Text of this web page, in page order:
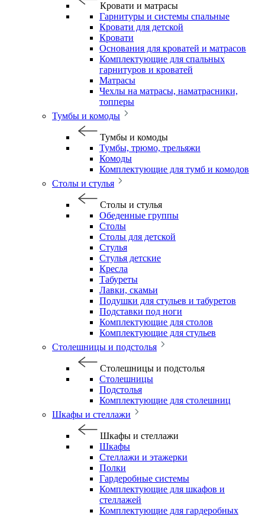
Кровати и матрасы
Гарнитуры и системы спальные
Кровати для детской
Кровати
Основания для кроватей и матрасов
Комплектующие для спальных
гарнитуров и кроватей
Матрасы
Чехлы на матрасы, наматрасники,
топперы
Тумбы и комоды
Тумбы и комоды
Тумбы, трюмо, трельяжи
Комоды
Комплектующие для тумб и комодов
Столы и стулья
Столы и стулья
Обеденные группы
Столы
Столы для детской
Стулья
Стулья детские
Кресла
Табуреты
Лавки, скамьи
Подушки для стульев и табуретов
Подставки под ноги
Комплектующие для столов
Комплектующие для стульев
Столешницы и подстолья
Столешницы и подстолья
Столешницы
Подстолья
Комплектующие для столешниц
Шкафы и стеллажи
Шкафы и стеллажи
Шкафы
Стеллажи и этажерки
Полки
Гардеробные системы
Комплектующие для шкафов и
стеллажей
Комплектующие для гардеробных